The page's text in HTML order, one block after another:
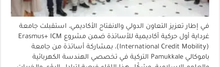
في إطار تعزيز التعاون الدولي والانفتاح الأكاديمي، استقبلت جامعة
غرداية أول حركية أكاديمية للأساتذة ضمن مشروع Erasmus+ ICM
(International Credit Mobility)، بمشاركة أساتذة من جامعة
باموكالي Pamukkale التركية في تخصصي الهندسة الكهربائية